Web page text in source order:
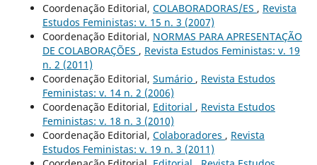
Coordenação Editorial, COLABORADORAS/ES , Revista
Estudos Feministas: v. 15 n. 3 (2007)
Coordenação Editorial, NORMAS PARA APRESENTAÇÃO
DE COLABORAÇÕES , Revista Estudos Feministas: v. 19
n. 2 (2011)
Coordenação Editorial, Sumário , Revista Estudos
Feministas: v. 14 n. 2 (2006)
Coordenação Editorial, Editorial , Revista Estudos
Feministas: v. 18 n. 3 (2010)
Coordenação Editorial, Colaboradores , Revista
Estudos Feministas: v. 19 n. 3 (2011)